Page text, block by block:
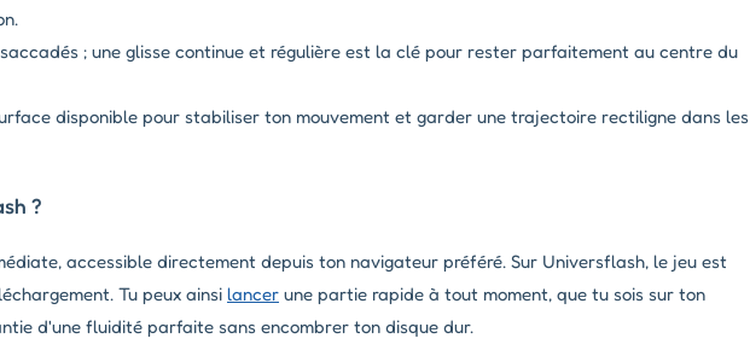
; une glisse continue et régulière est la clé pour rester parfaitement au centre du
disponible pour stabiliser ton mouvement et garder une trajectoire rectiligne dans les
?
accessible directement depuis ton navigateur préféré. Sur Universflash, le jeu est
Tu peux ainsi lancer une partie rapide à tout moment, que tu sois sur ton
d'une fluidité parfaite sans encombrer ton disque dur.